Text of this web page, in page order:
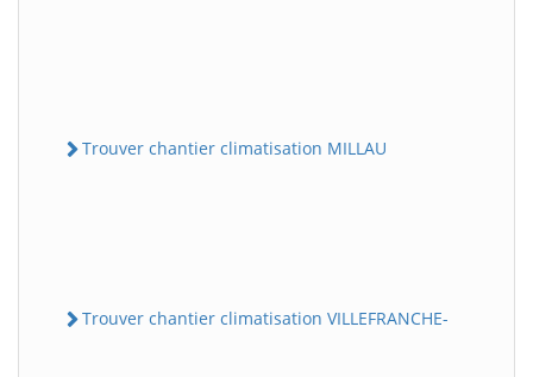
Trouver chantier climatisation MILLAU
Trouver chantier climatisation VILLEFRANCHE-